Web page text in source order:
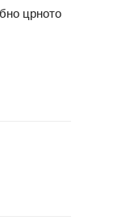
црното